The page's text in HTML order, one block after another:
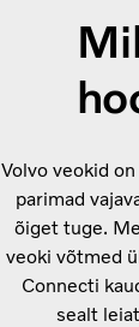
Volvo veokid
parimad
õiget tuge.
veoki võtmed
Connecti
sealt